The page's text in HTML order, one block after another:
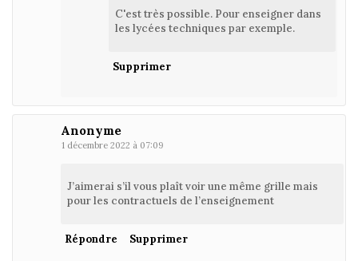
C'est très possible. Pour enseigner dans
les lycées techniques par exemple.
Supprimer
Anonyme
1 décembre 2022 à 07:09
J’aimerai s’il vous plaît voir une même grille mais
pour les contractuels de l’enseignement
Répondre Supprimer